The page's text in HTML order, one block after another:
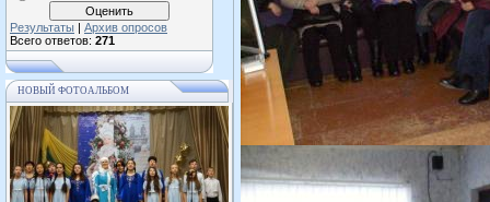
Результаты | Архив опросов
Всего ответов: 271
НОВЫЙ ФОТОАЛЬБОМ